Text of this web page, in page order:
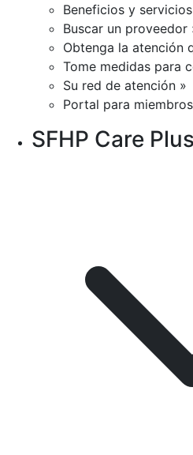
Beneficios y
Buscar un proveedor
Obtenga la atención
Tome medidas para
Su red de atención »
Portal para
SFHP Care Plus